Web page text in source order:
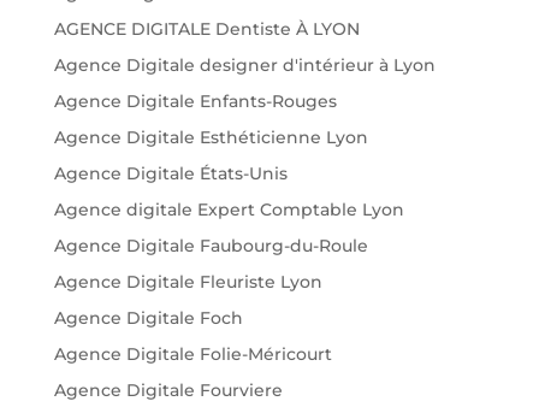
AGENCE DIGITALE Dentiste À LYON
Agence Digitale designer d'intérieur à Lyon
Agence Digitale Enfants-Rouges
Agence Digitale Esthéticienne Lyon
Agence Digitale États-Unis
Agence digitale Expert Comptable Lyon
Agence Digitale Faubourg-du-Roule
Agence Digitale Fleuriste Lyon
Agence Digitale Foch
Agence Digitale Folie-Méricourt
Agence Digitale Fourviere